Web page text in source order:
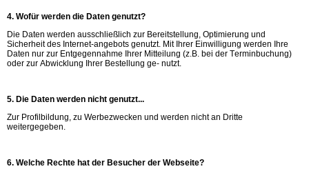
4. Wofür werden die Daten genutzt?
Die Daten werden ausschließlich zur Bereitstellung, Optimierung und
Sicherheit des Internet-angebots genutzt. Mit Ihrer Einwilligung werden Ihre
Daten nur zur Entgegennahme Ihrer Mitteilung (z.B. bei der Terminbuchung)
oder zur Abwicklung Ihrer Bestellung ge- nutzt.
5. Die Daten werden nicht genutzt...
Zur Profilbildung, zu Werbezwecken und werden nicht an Dritte
weitergegeben.
6. Welche Rechte hat der Besucher der Webseite?